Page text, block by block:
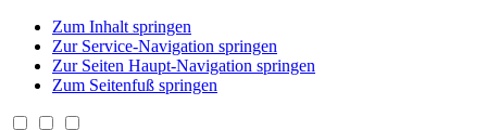
Zum Inhalt springen
Zur Service-Navigation springen
Zur Seiten Haupt-Navigation springen
Zum Seitenfuß springen